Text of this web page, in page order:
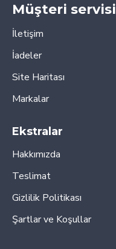
Müşteri servisi
İletişim
İadeler
Site Haritası
Markalar
Ekstralar
Hakkımızda
Teslimat
Gizlilik Politikası
Şartlar ve Koşullar